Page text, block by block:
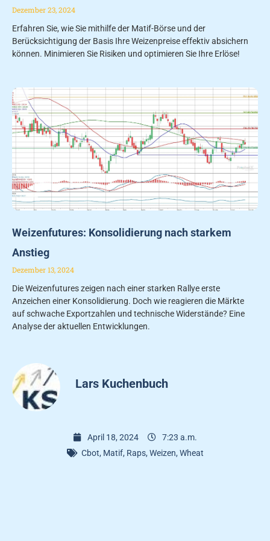
Dezember 23, 2024
Erfahren Sie, wie Sie mithilfe der Matif-Börse und der
Berücksichtigung der Basis Ihre Weizenpreise effektiv absichern
können. Minimieren Sie Risiken und optimieren Sie Ihre Erlöse!
Weizenfutures: Konsolidierung nach starkem
Anstieg
Dezember 13, 2024
Die Weizenfutures zeigen nach einer starken Rallye erste
Anzeichen einer Konsolidierung. Doch wie reagieren die Märkte
auf schwache Exportzahlen und technische Widerstände? Eine
Analyse der aktuellen Entwicklungen.
Lars Kuchenbuch
April 18, 2024
7:23 a.m.
Cbot, Matif, Raps, Weizen, Wheat